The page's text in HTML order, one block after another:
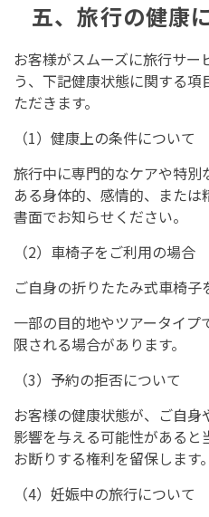
五、旅行の健康
お客様がスムーズに旅行サー
う、下記健康状態に関する
ただきます。
（1）健康上の条件について
旅行中に専門的なケアや特
ある身体的、感情的、または
書面でお知らせください。
（2）車椅子をご利用の場合
ご自身の折りたたみ式車椅子
一部の目的地やツアータイプ
限される場合があります。
（3）予約の拒否について
お客様の健康状態が、ご自
影響を与える可能性がある
お断りする権利を留保します。
（4）妊娠中の旅行について